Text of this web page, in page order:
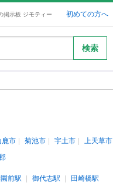
掲示板 ジモティー 初めての方へ
検索
鹿市 菊池市 宇土市 上天草市
前駅 御代志駅
田崎橋駅